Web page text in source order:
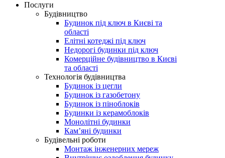
Послуги
Будівництво
Будинок під ключ в Києві та
області
Елітні котеджі під ключ
Недорогі будинки під ключ
Комерційне будівництво в Києві
та області
Технологія будівництва
Будинок із цегли
Будинок із газобетону
Будинок із піноблоків
Будинки із керамоблоків
Монолітні будинки
Кам’яні будинки
Будівельні роботи
Монтаж інженерних мереж